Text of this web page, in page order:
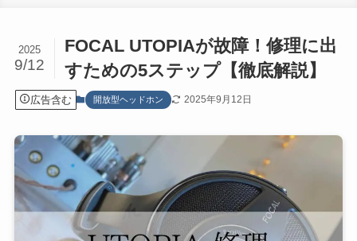
FOCAL UTOPIAが故障！修理に出
すための5ステップ【徹底解説】
2025
9/12
広告含む 開放型ヘッドホン 2025年9月12日